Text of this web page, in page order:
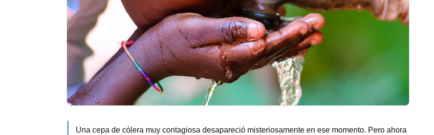
Una cepa de cólera muy contagiosa desapareció misteriosamente en ese momento. Pero ahora